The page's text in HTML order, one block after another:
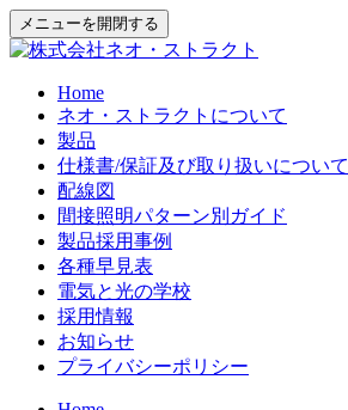
メニューを開閉する
Home
ネオ・ストラクトについて
製品
仕様書/保証及び取り扱いについて
配線図
間接照明パターン別ガイド
製品採用事例
各種早見表
電気と光の学校
採用情報
お知らせ
プライバシーポリシー